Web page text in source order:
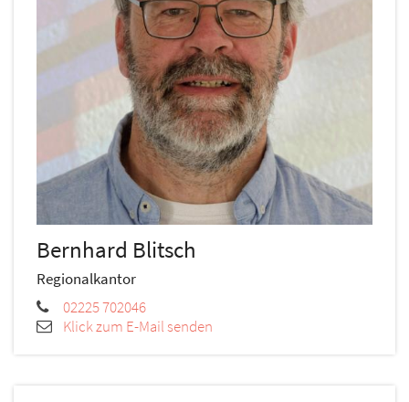
Bernhard Blitsch
Regionalkantor
02225 702046
Klick zum E-Mail senden